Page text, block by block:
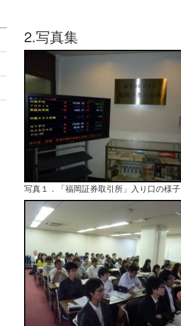
2.写真集
写真１．「福岡証券取引所」入り口の様子